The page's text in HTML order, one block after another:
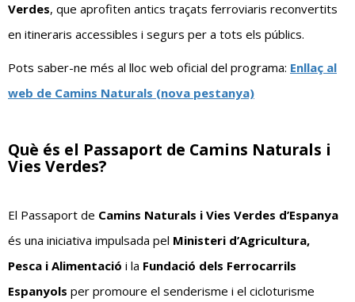
Verdes, que aprofiten antics traçats ferroviaris reconvertits
en itineraris accessibles i segurs per a tots els públics.
Pots saber-ne més al lloc web oficial del programa: Enllaç al
web de Camins Naturals (nova pestanya)
Què és el Passaport de Camins Naturals i
Vies Verdes?
El Passaport de Camins Naturals i Vies Verdes d’Espanya
és una iniciativa impulsada pel Ministeri d’Agricultura,
Pesca i Alimentació i la Fundació dels Ferrocarrils
Espanyols per promoure el senderisme i el cicloturisme